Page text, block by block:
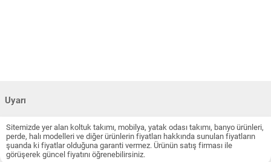
Uyarı
Sitemizde yer alan koltuk takımı, mobilya, yatak odası takımı, banyo ürünleri,
perde, halı modelleri ve diğer ürünlerin fiyatları hakkında sunulan fiyatların
şuanda ki fiyatlar olduğuna garanti vermez. Ürünün satış firması ile
görüşerek güncel fiyatını öğrenebilirsiniz.